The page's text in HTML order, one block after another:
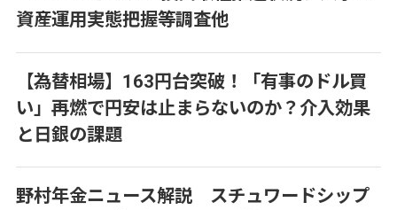
資産運用実態把握等調査他
【為替相場】163円台突破！「有事のドル買
い」再燃で円安は止まらないのか？介入効果
と日銀の課題
野村年金ニュース解説 スチュワードシップ